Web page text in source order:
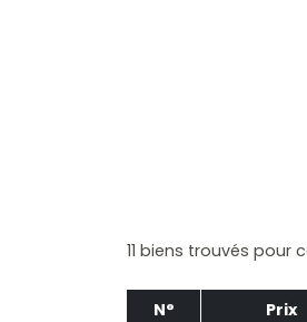
11 biens trouvés pour
N° Prix